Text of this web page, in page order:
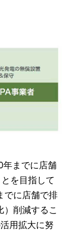
年までに店舗
を目指して
でに店舗で排
削減するこ
用拡大に努